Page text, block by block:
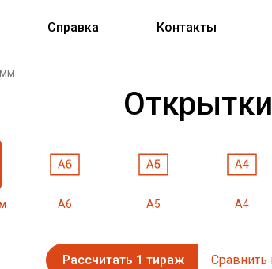
Справка Контакты
Открытки
А6 А5 А4
Рассчитать 1 тираж Сравнить